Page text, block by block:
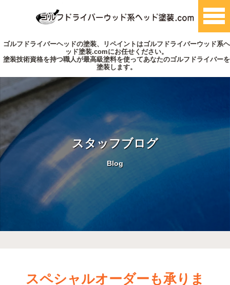
ゴルフドライバーヘッドの塗装、リペイントはゴルフドライバーウッド系ヘ
ッド塗装.comにお任せください。
塗装技術資格を持つ職人が最高級塗料を使ってあなたのゴルフドライバーを
塗装します。
スタッフブログ
Blog
スペシャルオーダーも承りま